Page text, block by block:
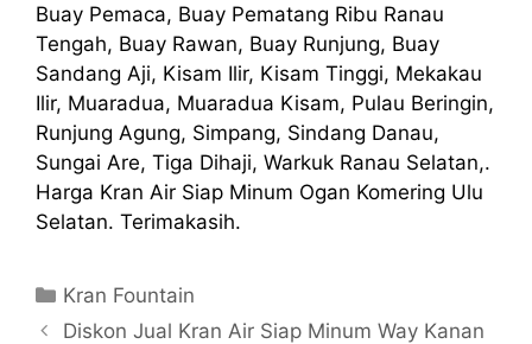
Buay Pemaca, Buay Pematang Ribu Ranau
Tengah, Buay Rawan, Buay Runjung, Buay
Sandang Aji, Kisam Ilir, Kisam Tinggi, Mekakau
Ilir, Muaradua, Muaradua Kisam, Pulau Beringin,
Runjung Agung, Simpang, Sindang Danau,
Sungai Are, Tiga Dihaji, Warkuk Ranau Selatan,.
Harga Kran Air Siap Minum Ogan Komering Ulu
Selatan. Terimakasih.
Kategori
Kran Fountain
Diskon Jual Kran Air Siap Minum Way Kanan